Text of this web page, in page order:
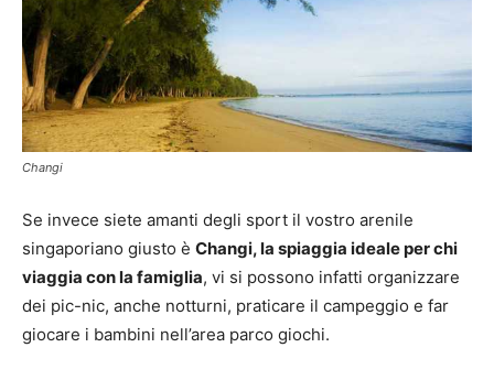
Changi
Se invece siete amanti degli sport il vostro arenile
singaporiano giusto è Changi, la spiaggia ideale per chi
viaggia con la famiglia, vi si possono infatti organizzare
dei pic-nic, anche notturni, praticare il campeggio e far
giocare i bambini nell’area parco giochi.